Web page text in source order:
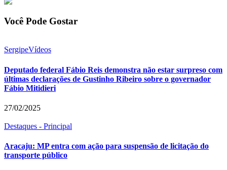
Você Pode Gostar
SergipeVídeos
Deputado federal Fábio Reis demonstra não estar surpreso com
últimas declarações de Gustinho Ribeiro sobre o governador
Fábio Mitidieri
27/02/2025
Destaques - Principal
Aracaju: MP entra com ação para suspensão de licitação do
transporte público